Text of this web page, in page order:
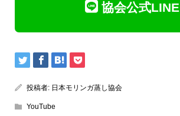
協会公式LINE
投稿者: 日本モリンガ蒸し協会
YouTube